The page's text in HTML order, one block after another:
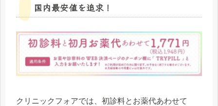
国内最安値を追求！
クリニックフォアでは、初診料とお薬代あわせて